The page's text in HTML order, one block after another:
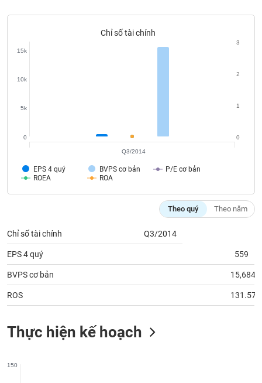
Chỉ số tài chính
EPS 4 quý BVPS cơ bản
P/E cơ bản
ROEA
ROA
0
5k
10k
15k
0
1
2
3
Q3/2014
Theo quý Theo năm
Chỉ số tài chính Q3/2014
EPS 4 quý 559
BVPS cơ bản 15,684
ROS 131.57
Thực hiện kế hoạch
150
Tất cả Người nội bộ Người liên quan Cổ đông lớn
Tin
viết
giả
cáo
(-)
Thuật
ngữ
(-)
vụ
(-)